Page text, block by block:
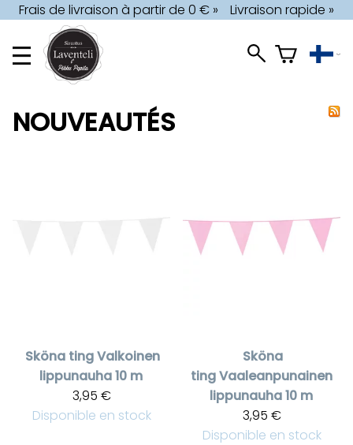
Frais de livraison à partir de 0 € » Livraison rapide »
NOUVEAUTÉS
Sköna tingValkoinen
lippunauha 10 m
3,95 €
Disponible en stock
Sköna
tingVaaleanpunainen
lippunauha 10 m
3,95 €
Disponible en stock